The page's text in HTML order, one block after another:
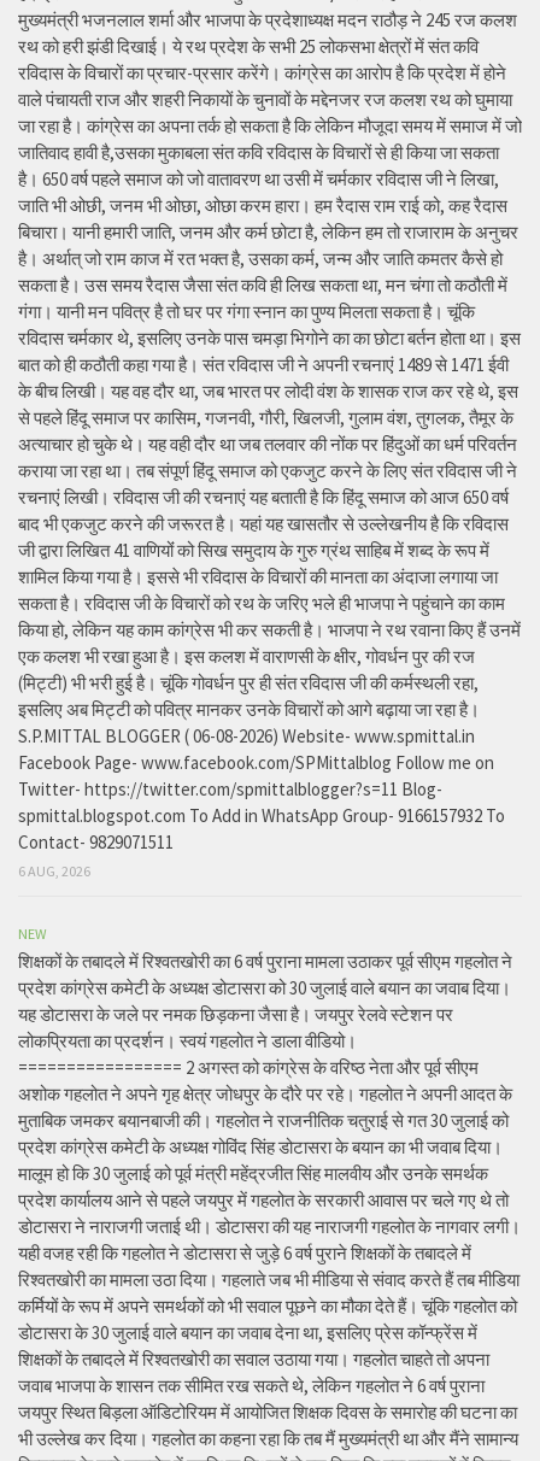
मुख्यमंत्री भजनलाल शर्मा और भाजपा के प्रदेशाध्यक्ष मदन राठौड़ ने 245 रज कलश
रथ को हरी झंडी दिखाई। ये रथ प्रदेश के सभी 25 लोकसभा क्षेत्रों में संत कवि
रविदास के विचारों का प्रचार-प्रसार करेंगे। कांग्रेस का आरोप है कि प्रदेश में होने
वाले पंचायती राज और शहरी निकायों के चुनावों के मद्देनजर रज कलश रथ को घुमाया
जा रहा है। कांग्रेस का अपना तर्क हो सकता है कि लेकिन मौजूदा समय में समाज में जो
जातिवाद हावी है,उसका मुकाबला संत कवि रविदास के विचारों से ही किया जा सकता
है। 650 वर्ष पहले समाज को जो वातावरण था उसी में चर्मकार रविदास जी ने लिखा,
जाति भी ओछी, जनम भी ओछा, ओछा करम हारा। हम रैदास राम राई को, कह रैदास
बिचारा। यानी हमारी जाति, जनम और कर्म छोटा है, लेकिन हम तो राजाराम के अनुचर
है। अर्थात् जो राम काज में रत भक्त है, उसका कर्म, जन्म और जाति कमतर कैसे हो
सकता है। उस समय रैदास जैसा संत कवि ही लिख सकता था, मन चंगा तो कठौती में
गंगा। यानी मन पवित्र है तो घर पर गंगा स्नान का पुण्य मिलता सकता है। चूंकि
रविदास चर्मकार थे, इसलिए उनके पास चमड़ा भिगोने का का छोटा बर्तन होता था। इस
बात को ही कठौती कहा गया है। संत रविदास जी ने अपनी रचनाएं 1489 से 1471 ईवी
के बीच लिखी। यह वह दौर था, जब भारत पर लोदी वंश के शासक राज कर रहे थे, इस
से पहले हिंदू समाज पर कासिम, गजनवी, गौरी, खिलजी, गुलाम वंश, तुगलक, तैमूर के
अत्याचार हो चुके थे। यह वही दौर था जब तलवार की नोंक पर हिंदुओं का धर्म परिवर्तन
कराया जा रहा था। तब संपूर्ण हिंदू समाज को एकजुट करने के लिए संत रविदास जी ने
रचनाएं लिखी। रविदास जी की रचनाएं यह बताती है कि हिंदू समाज को आज 650 वर्ष
बाद भी एकजुट करने की जरूरत है। यहां यह खासतौर से उल्लेखनीय है कि रविदास
जी द्वारा लिखित 41 वाणियोंं को सिख समुदाय के गुरु ग्रंथ साहिब में शब्द के रूप में
शामिल किया गया है। इससे भी रविदास के विचारों की मानता का अंदाजा लगाया जा
सकता है। रविदास जी के विचारों को रथ के जरिए भले ही भाजपा ने पहुंचाने का काम
किया हो, लेकिन यह काम कांग्रेस भी कर सकती है। भाजपा ने रथ रवाना किए हैं उनमें
एक कलश भी रखा हुआ है। इस कलश में वाराणसी के क्षीर, गोवर्धन पुर की रज
(मिट्टी) भी भरी हुई है। चूंकि गोवर्धन पुर ही संत रविदास जी की कर्मस्थली रहा,
इसलिए अब मिट्टी को पवित्र मानकर उनके विचारों को आगे बढ़ाया जा रहा है।
S.P.MITTAL BLOGGER ( 06-08-2026) Website- www.spmittal.in
Facebook Page- www.facebook.com/SPMittalblog Follow me on
Twitter- https://twitter.com/spmittalblogger?s=11 Blog-
spmittal.blogspot.com To Add in WhatsApp Group- 9166157932 To
Contact- 9829071511
6 AUG, 2026
NEW
शिक्षकों के तबादले में रिश्वतखोरी का 6 वर्ष पुराना मामला उठाकर पूर्व सीएम गहलोत ने
प्रदेश कांग्रेस कमेटी के अध्यक्ष डोटासरा को 30 जुलाई वाले बयान का जवाब दिया।
यह डोटासरा के जले पर नमक छिड़कना जैसा है। जयपुर रेलवे स्टेशन पर
लोकप्रियता का प्रदर्शन। स्वयं गहलोत ने डाला वीडियो।
================= 2 अगस्त को कांग्रेस के वरिष्ठ नेता और पूर्व सीएम
अशोक गहलोत ने अपने गृह क्षेत्र जोधपुर के दौरे पर रहे। गहलोत ने अपनी आदत के
मुताबिक जमकर बयानबाजी की। गहलोत ने राजनीतिक चतुराई से गत 30 जुलाई को
प्रदेश कांग्रेस कमेटी के अध्यक्ष गोविंद सिंह डोटासरा के बयान का भी जवाब दिया।
मालूम हो कि 30 जुलाई को पूर्व मंत्री महेंद्रजीत सिंह मालवीय और उनके समर्थक
प्रदेश कार्यालय आने से पहले जयपुर में गहलोत के सरकारी आवास पर चले गए थे तो
डोटासरा ने नाराजगी जताई थी। डोटासरा की यह नाराजगी गहलोत के नागवार लगी।
यही वजह रही कि गहलोत ने डोटासरा से जुड़े 6 वर्ष पुराने शिक्षकों के तबादले में
रिश्वतखोरी का मामला उठा दिया। गहलाते जब भी मीडिया से संवाद करते हैं तब मीडिया
कर्मियों के रूप में अपने समर्थकों को भी सवाल पूछने का मौका देते हैं। चूंकि गहलोत को
डोटासरा के 30 जुलाई वाले बयान का जवाब देना था, इसलिए प्रेस कॉन्फ्रेंस में
शिक्षकों के तबादले में रिश्वतखोरी का सवाल उठाया गया। गहलोत चाहते तो अपना
जवाब भाजपा के शासन तक सीमित रख सकते थे, लेकिन गहलोत ने 6 वर्ष पुराना
जयपुर स्थित बिड़ला ऑडिटोरियम में आयोजित शिक्षक दिवस के समारोह की घटना का
भी उल्लेख कर दिया। गहलोत का कहना रहा कि तब मैं मुख्यमंत्री था और मैंने सामान्य